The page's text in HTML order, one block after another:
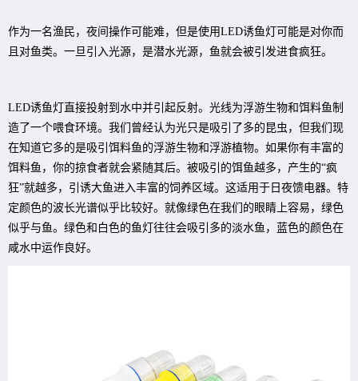
作为一名渔民，夜间操作可能难，但是使用LED诱鱼灯可能是对你而
且对鱼类。一旦引入光源，是潜水光源，鱼就会被引发进食疯狂。
LED诱鱼灯直接投射到水中并引起反射。光线为浮游生物和饵料鱼制
造了一个喂食环境。我们曾经认为光只是吸引了多的昆虫，但我们现
在知道它多的是吸引饵料鱼的浮游生物和浮游植物。如果你有丰富的
饵料鱼，你的掠食者就会紧随其后。被吸引的饵鱼越多，产生的“疯
狂”就越多，引诱大鱼进入丰富的饲养区域。这适用于日夜馈电器。特
定颜色的波长光谱似乎比较好。就像绿色在我们的眼睛上容易，绿色
似乎与鱼。绿色和白色的鱼灯往往会吸引多的淡水鱼，蓝色的颜色在
咸水中运作良好。